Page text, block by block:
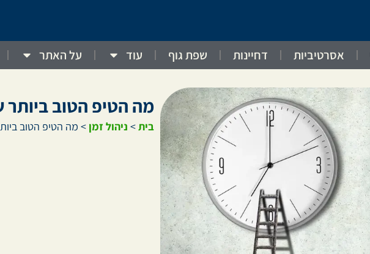
אסרטיביות דחיינות שפת גוף עוד על האתר
מה הטיפ הטוב ביותר
בית> ניהול זמן > מה הטיפ הטוב